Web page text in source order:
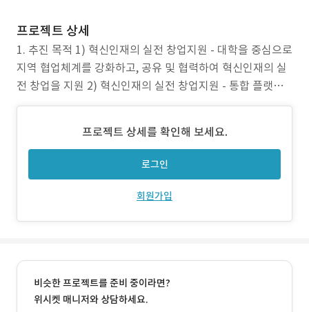
프로젝트 상세
1. 추진 목적 1) 혁신인재의 실전 창업지원 - 대학을 중심으로
지역 협업체계를 강화하고, 공유 및 협력하여 혁신인재의 실
전 창업을 지원 2) 혁신인재의 실전 창업지원 - 통합 플랫폼
을 활용한 지역기업 및 기관의 프로젝트 참여를 유도하고, 효
프로젝트 상세를 확인해 보세요.
로그인
회원가입
비슷한 프로젝트를 준비 중이라면?
위시켓 매니저와 상담하세요.